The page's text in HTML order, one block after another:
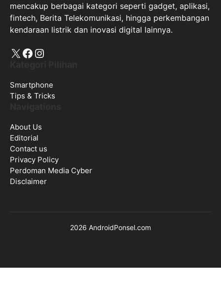
mencakup berbagai kategori seperti gadget, aplikasi,
fintech, Berita Telekomunikasi, hingga perkembangan
kendaraan listrik dan inovasi digital lainnya.
X Facebook
Instagram
Smartphone
Tips & Tricks
About Us
Editorial
Contact us
Privacy Policy
Perdoman Media Cyber
Disclaimer
2026 AndroidPonsel.com